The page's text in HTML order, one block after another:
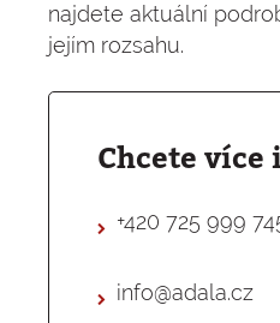
najdete aktuální
jejím rozsahu.
Chcete více
+420 725 999
info@adala.cz